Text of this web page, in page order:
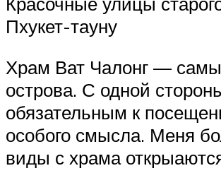
Пхукет-тауну
Храм Ват Чалонг —
острова. С одной
обязательным к
особого смысла. Меня
виды с храма